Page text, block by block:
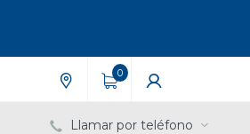
0
Llamar por teléfono